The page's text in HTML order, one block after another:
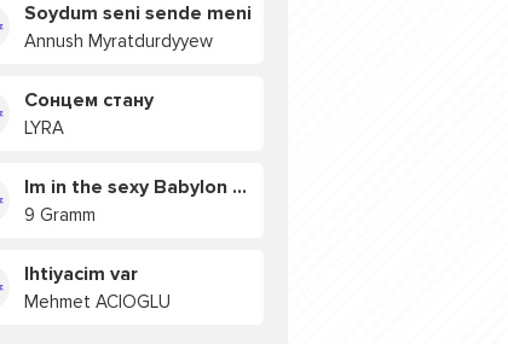
Soydum seni sende meni
Annush Myratdurdyyew
Сонцем стану
LYRA
Im in the sexy Babylon БУЯ
9 Gramm
Ihtiyacim var
Mehmet ACIOGLU